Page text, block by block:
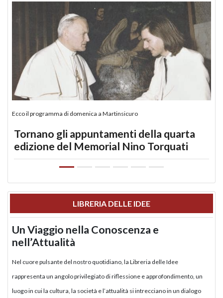
Ecco il programma di domenica a Martinsicuro
Tornano gli appuntamenti della quarta
edizione del Memorial Nino Torquati
LIBRERIA DELLE IDEE
Un Viaggio nella Conoscenza e
nell’Attualità
Nel cuore pulsante del nostro quotidiano, la Libreria delle Idee
rappresenta un angolo privilegiato di riflessione e approfondimento, un
luogo in cui la cultura, la società e l’attualità si intrecciano in un dialogo